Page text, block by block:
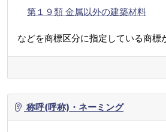
第１９類 金属以外の建築材料
などを商標区分に指定している商標
称呼(呼称)・ネーミング